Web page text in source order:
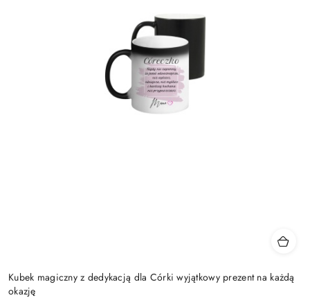
Kubek magiczny z dedykacją dla Córki wyjątkowy prezent na każdą
okazję